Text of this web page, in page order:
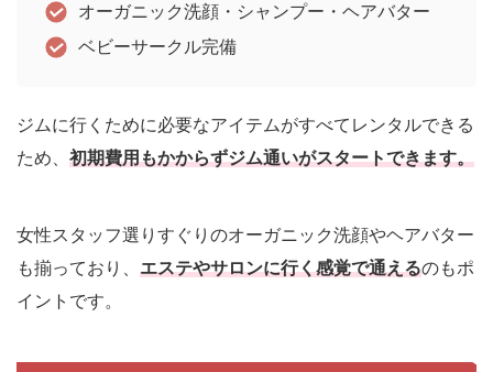
オーガニック洗顔・シャンプー・ヘアバター
ベビーサークル完備
ジムに行くために必要なアイテムがすべてレンタルできる
ため、 初期費用もかからずジム通いがスタートできます。
女性スタッフ選りすぐりのオーガニック洗顔やヘアバター
も揃っており、 エステやサロンに行く感覚で通えるのもポ
イントです。